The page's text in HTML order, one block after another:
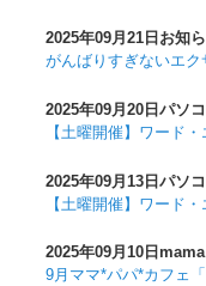
2025年09月21日 お知
がんばりすぎないエク
2025年09月20日 パソ
【土曜開催】ワード
2025年09月13日パソ
【土曜開催】ワード
2025年09月10日
9月ママ*パパ*カフェ